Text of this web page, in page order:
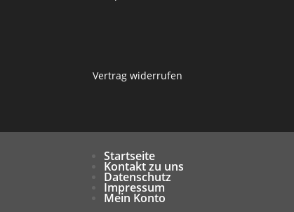
Vertrag widerrufen
Startseite
Kontakt zu uns
Datenschutz
Impressum
Mein Konto